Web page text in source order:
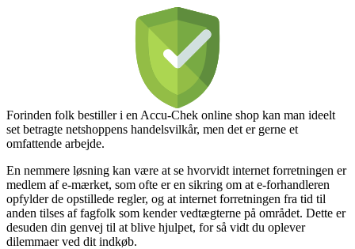
Forinden folk bestiller i en Accu-Chek online shop kan man ideelt
set betragte netshoppens handelsvilkår, men det er gerne et
omfattende arbejde.
En nemmere løsning kan være at se hvorvidt internet forretningen er
medlem af e-mærket, som ofte er en sikring om at e-forhandleren
opfylder de opstillede regler, og at internet forretningen fra tid til
anden tilses af fagfolk som kender vedtægterne på området. Dette er
desuden din genvej til at blive hjulpet, for så vidt du oplever
dilemmaer ved dit indkøb.